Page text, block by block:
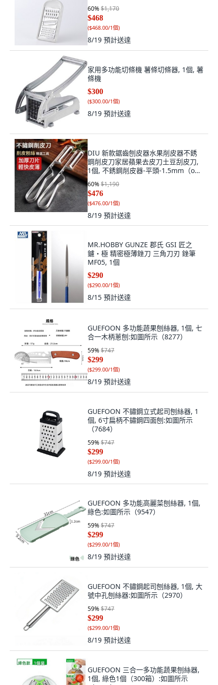
60%$1,170
$468
($468.00/1個)
8/19 預計送達
家用多功能切條機 薯條切條器, 1個, 薯
條機
$300
($300.00/1個)
8/19 預計送達
DIU 新款鋸齒刨皮器水果削皮器不銹
鋼削皮刀家居蘋果去皮刀土豆刮皮刀,
1個, 不銹鋼削皮器-平頭-1.5mm（opp
袋裝）:如圖
60%$1,190
$476
($476.00/1個)
8/19 預計送達
MR.HOBBY GUNZE 郡氏 GSI 匠之
鑢・極 精密極薄銼刀 三角刀刃 銼筆
MF05, 1個
$290
($290.00/1個)
8/15 預計送達
GUEFOON 多功能蔬果刨絲器, 1個, 七
合一木柄蔥刨:如圖所示（8277）
59%$747
$299
($299.00/1個)
8/19 預計送達
GUEFOON 不鏽鋼立式起司刨絲器, 1
個, 6寸扁柄不鏽鋼四面刨:如圖所示
（7684）
59%$747
$299
($299.00/1個)
8/19 預計送達
GUEFOON 多功能高麗菜刨絲器, 1個,
綠色:如圖所示（9547）
59%$747
$299
($299.00/1個)
8/19 預計送達
GUEFOON 不鏽鋼起司刨絲器, 1個, 大
號中孔刨絲器:如圖所示（2970）
59%$747
$299
($299.00/1個)
8/19 預計送達
GUEFOON 三合一多功能蔬果刨絲器,
1個, 綠色1個（300箱）:如圖所示